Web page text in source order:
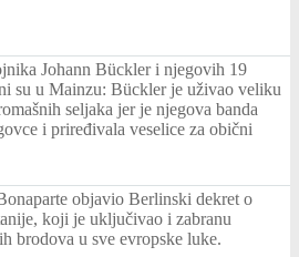
Johann Bückler i njegovih 19
su u Mainzu: Bückler je uživao veliku
seljaka jer je njegova banda
i priređivala veselice za obični
objavio Berlinski dekret o
koji je uključivao i zabranu
brodova u sve evropske luke.